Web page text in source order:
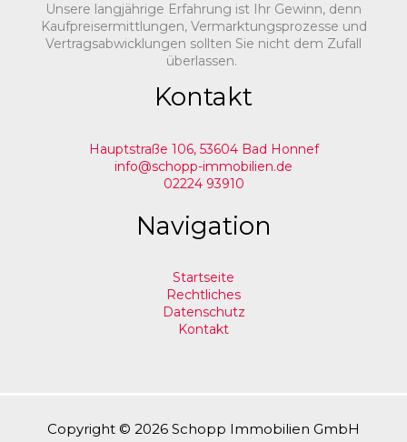
Unsere langjährige Erfahrung ist Ihr Gewinn, denn
Kaufpreisermittlungen, Vermarktungsprozesse und
Vertragsabwicklungen sollten Sie nicht dem Zufall
überlassen.
Kontakt
Hauptstraße 106, 53604 Bad Honnef
info@schopp-immobilien.de
02224 93910
Navigation
Startseite
Rechtliches
Datenschutz
Kontakt
Copyright © 2026 Schopp Immobilien GmbH